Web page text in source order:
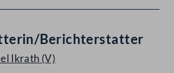
Berichterstatter
Ikrath (V)